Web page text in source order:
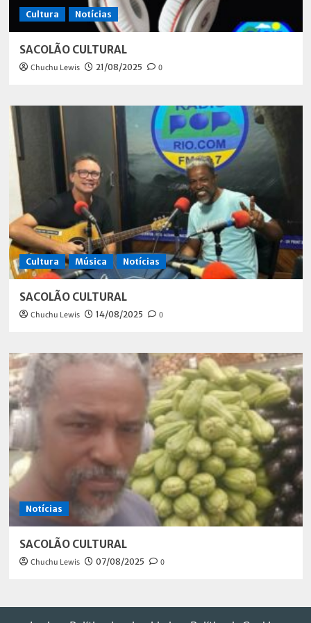
Cultura Notícias
SACOLÃO CULTURAL
Chuchu Lewis 21/08/2025 0
Cultura Música Notícias
SACOLÃO CULTURAL
Chuchu Lewis 14/08/2025 0
Notícias
SACOLÃO CULTURAL
Chuchu Lewis 07/08/2025 0